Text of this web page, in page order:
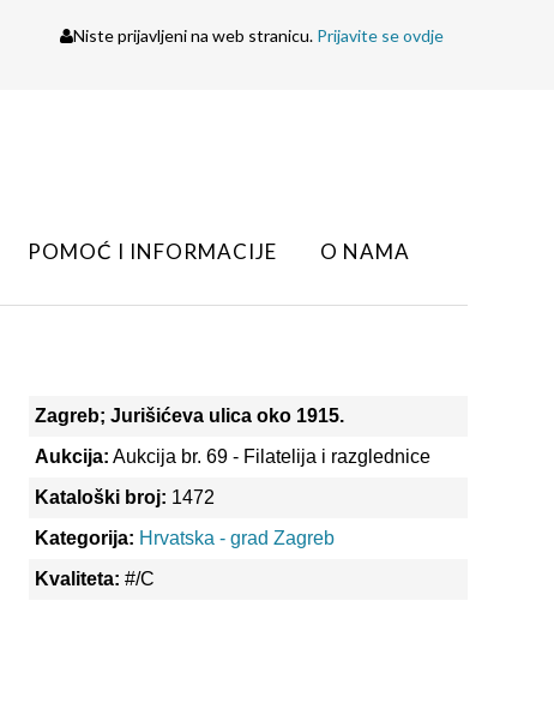
Niste prijavljeni na web stranicu. Prijavite se ovdje
POMOĆ I INFORMACIJE
O NAMA
Zagreb; Jurišićeva ulica oko 1915.
Aukcija: Aukcija br. 69 - Filatelija i razglednice
Kataloški broj: 1472
Kategorija: Hrvatska - grad Zagreb
Kvaliteta: #/C